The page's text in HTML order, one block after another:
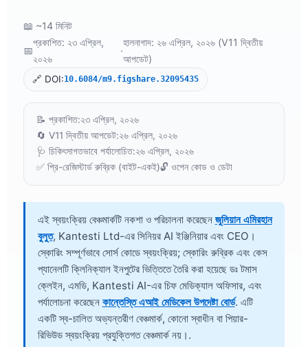
📖 ~14 মিনিট
📅
প্রকাশিত: ২৩ এপ্রিল,
২০২৬
·
হালনাগাদ: ২৬ এপ্রিল, ২০২৬ (V11 দ্বিতীয়
আপডেট)
🔗 DOI:10.6084/m9.figshare.32095435
📝 প্রকাশিত:২৩ এপ্রিল, ২০২৬
🔄 V11 দ্বিতীয় আপডেট:২৬ এপ্রিল, ২০২৬
🩺 চিকিৎসাগতভাবে পর্যালোচিত:২৬ এপ্রিল, ২০২৬
✅ প্রি-রেজিস্টার্ড রুব্রিক (বাইট-একই)🔓 ওপেন কোড ও ডেটা
এই স্বয়ংক্রিয় বেঞ্চমার্কটি নকশা ও পরিচালনা করেছেন জুলিয়ান এমিরহান
বুলুত, Kantesti Ltd-এর সিনিয়র AI ইঞ্জিনিয়ার এবং CEO।
স্কোরিং সম্পূর্ণভাবে সোর্স কোডে স্বয়ংক্রিয়; স্কোরিং রুব্রিক এবং কেস
প্যানেলটি ক্লিনিক্যাল ইনপুটের ভিত্তিতে তৈরি করা হয়েছে ডঃ টমাস
ক্লেইন, এমডি, Kantesti AI-এর চিফ মেডিক্যাল অফিসার, এবং
পর্যালোচনা করেছেন কান্তেস্তি এআই মেডিকেল উপদেষ্টা বোর্ড. এটি
একটি স্ব-চালিত অভ্যন্তরীণ বেঞ্চমার্ক, কোনো স্বাধীন বা পিয়ার-
রিভিউড স্বয়ংক্রিয় প্রযুক্তিগত বেঞ্চমার্ক নয়।.